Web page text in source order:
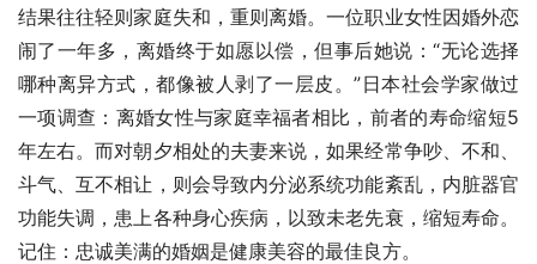
结果往往轻则家庭失和，重则离婚。一位职业女性因婚外恋
闹了一年多，离婚终于如愿以偿，但事后她说：“无论选择
哪种离异方式，都像被人剥了一层皮。”日本社会学家做过
一项调查：离婚女性与家庭幸福者相比，前者的寿命缩短5
年左右。而对朝夕相处的夫妻来说，如果经常争吵、不和、
斗气、互不相让，则会导致内分泌系统功能紊乱，内脏器官
功能失调，患上各种身心疾病，以致未老先衰，缩短寿命。
记住：忠诚美满的婚姻是健康美容的最佳良方。